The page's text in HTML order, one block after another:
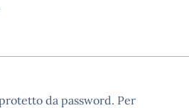
da password. Per